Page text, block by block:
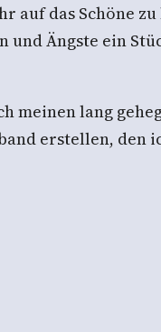
auf das Schöne
und Ängste ein
meinen lang
erstellen, den